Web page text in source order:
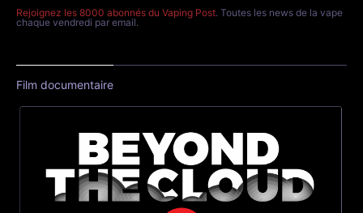
Rejoignez les 8000 abonnés du Vaping Post. Toutes les news de la vape
chaque vendredi par email.
Film documentaire